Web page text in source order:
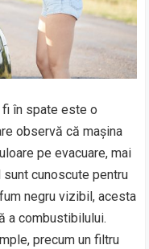
în spate este o
observă că mașina
pe evacuare, mai
cunoscute pentru
negru vizibil, acesta
a combustibilului.
precum un filtru